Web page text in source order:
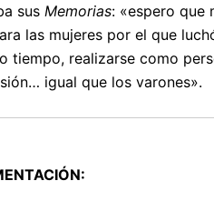
sus Memorias: «espero que
las mujeres por el que
tiempo, realizarse como
igual que los varones».